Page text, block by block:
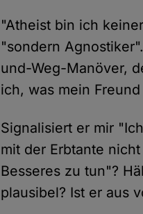
"Atheist bin ich
"sondern
und-Weg-Manöver,
ich, was mein
Signalisiert er mir
mit der Erbtante
Besseres zu tun"?
plausibel? Ist er aus